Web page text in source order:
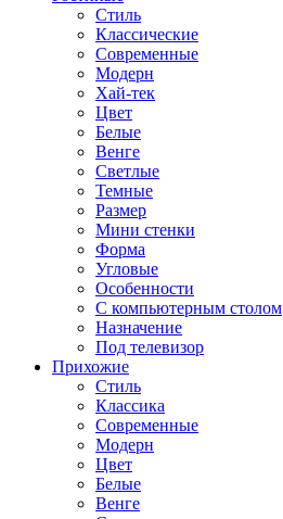
Стиль
Классические
Современные
Модерн
Хай-тек
Цвет
Белые
Венге
Светлые
Темные
Размер
Мини стенки
Форма
Угловые
Особенности
С компьютерным столом
Назначение
Под телевизор
Прихожие
Стиль
Классика
Современные
Модерн
Цвет
Белые
Венге